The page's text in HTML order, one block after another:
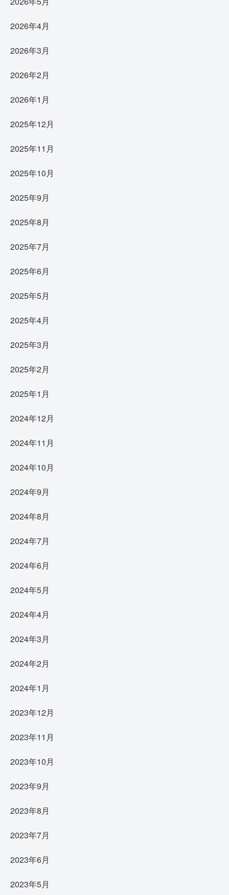
2026年4月
2026年3月
2026年2月
2026年1月
2025年12月
2025年11月
2025年10月
2025年9月
2025年8月
2025年7月
2025年6月
2025年5月
2025年4月
2025年3月
2025年2月
2025年1月
2024年12月
2024年11月
2024年10月
2024年9月
2024年8月
2024年7月
2024年6月
2024年5月
2024年4月
2024年3月
2024年2月
2024年1月
2023年12月
2023年11月
2023年10月
2023年9月
2023年8月
2023年7月
2023年6月
2023年5月